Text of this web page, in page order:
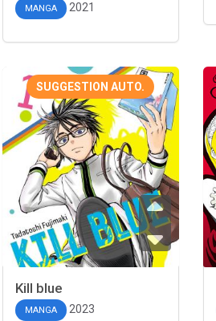
MANGA 2021
SUGGESTION AUTO.
Kill blue
MANGA 2023